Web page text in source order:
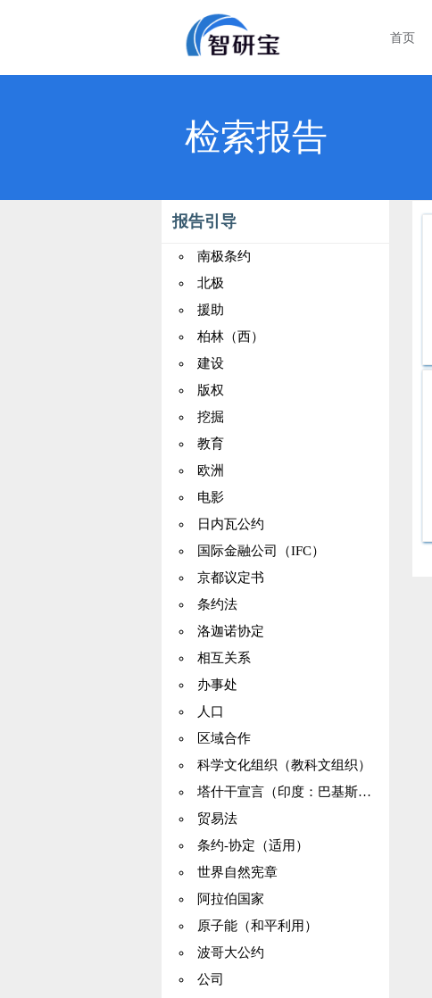
首页
检索报告
报告引导
南极条约
北极
援助
柏林（西）
建设
版权
挖掘
教育
欧洲
电影
日内瓦公约
国际金融公司（IFC）
京都议定书
条约法
洛迦诺协定
相互关系
办事处
人口
区域合作
科学文化组织（教科文组织）
塔什干宣言（印度：巴基斯坦）
贸易法
条约-协定（适用）
世界自然宪章
阿拉伯国家
原子能（和平利用）
波哥大公约
公司